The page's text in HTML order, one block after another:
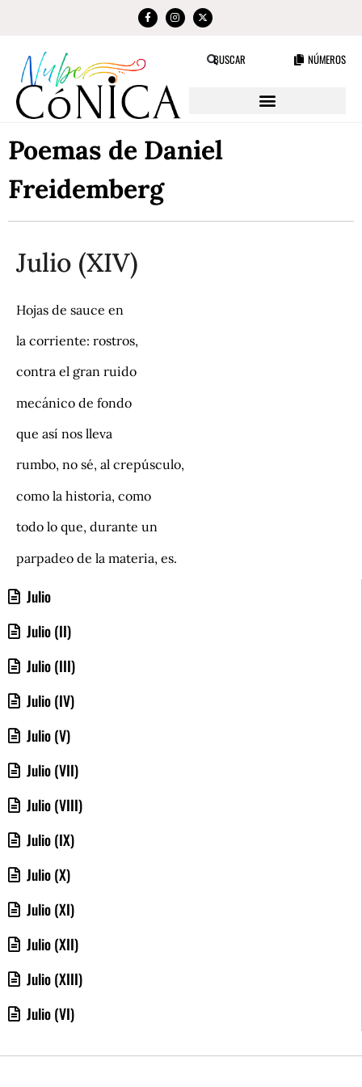
BUSCAR NÚMEROS
Poemas de Daniel
Freidemberg
Julio
Julio (II)
Julio (III)
Julio (IV)
Julio (V)
Julio (VII)
Julio (VIII)
Julio (IX)
Julio (X)
Julio (XI)
Julio (XII)
Julio (XIII)
Julio (VI)
Julio (XIV)
Hojas de sauce en
la corriente: rostros,
contra el gran ruido
mecánico de fondo
que así nos lleva
rumbo, no sé, al crepúsculo,
como la historia, como
todo lo que, durante un
parpadeo de la materia, es.